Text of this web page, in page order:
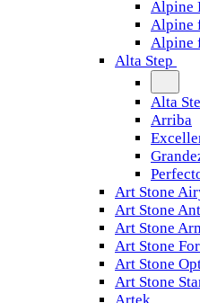
Alpine
Alpine
Alpine
Alta Step
Alta
Arriba
Art Stone
Art Stone
Art Stone
Art Stone
Art Stone
Art Stone